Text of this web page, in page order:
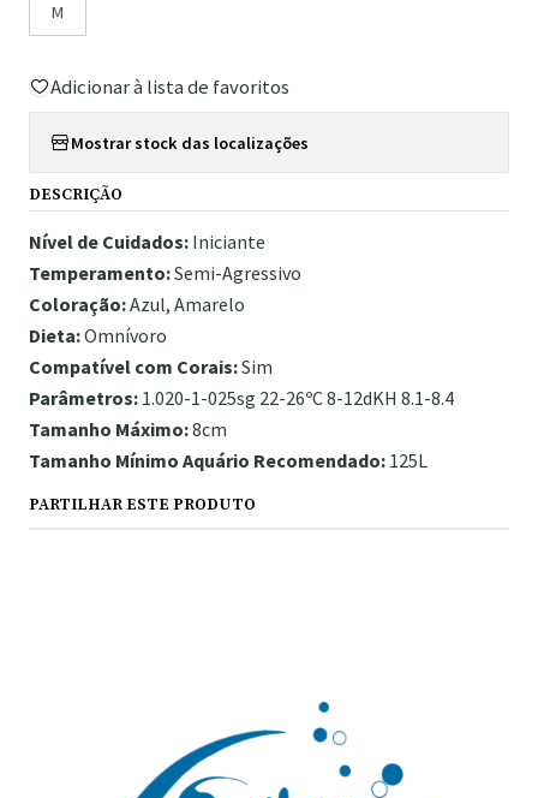
M
Adicionar à lista de favoritos
Mostrar stock das localizações
DESCRIÇÃO
Nível de Cuidados: Iniciante
Temperamento:Semi-Agressivo
Coloração:Azul, Amarelo
Dieta:Omnívoro
Compatível com Corais:Sim
Parâmetros: 1.020-1-025sg 22-26ºC 8-12dKH 8.1-8.4
Tamanho Máximo:8cm
Tamanho Mínimo Aquário Recomendado: 125L
PARTILHAR ESTE PRODUTO